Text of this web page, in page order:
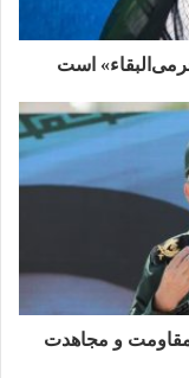
به جایگاه شهدا در
برای حفظ سرزمین
هویت، استقلال،
شهدای جنگ
بلکه از مرزهای
که ملت ایران باید
قدرت خارجی حق
واقعی یک کشور زمانی
تصمیم‌گیری
است
مقاومت و مجاهدت